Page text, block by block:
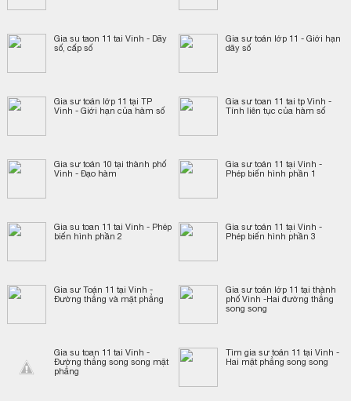
Gia su taon 11 tai Vinh - Dãy
số, cấp số
Gia sư toán lớp 11 - Giới hạn
dãy số
Gia sư toán lớp 11 tại TP
Vinh - Giới hạn của hàm số
Gia sư toan 11 tai tp Vinh -
Tính liên tục của hàm số
Gia sư toán 10 tại thành phố
Vinh - Đạo hàm
Gia sư toán 11 tại Vinh -
Phép biến hình phần 1
Gia su toan 11 tai Vinh - Phép
biến hình phần 2
Gia sư toán 11 tại Vinh -
Phép biến hình phần 3
Gia sư Toán 11 tại Vinh -
Đường thẳng và mặt phẳng
Gia sư toán lớp 11 tại thành
phố Vinh -Hai đường thẳng
song song
Gia su toan 11 tai Vinh -
Đường thẳng song song mặt
phẳng
Tìm gia sư toán 11 tại Vinh -
Hai mặt phẳng song song